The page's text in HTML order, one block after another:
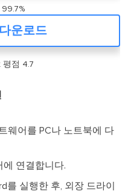
운로드
평점 4.7
웨어를 PC나 노트북에 다
에 연결합니다.
를 실행한 후, 외장 드라이